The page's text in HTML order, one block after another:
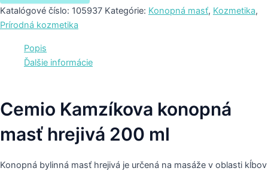
Katalógové číslo: 105937 Kategórie: Konopná masť, Kozmetika,
Prírodná kozmetika
Popis
Ďalšie informácie
Cemio Kamzíkova konopná
masť hrejivá 200 ml
Konopná bylinná masť hrejivá je určená na masáže v oblasti kĺbov